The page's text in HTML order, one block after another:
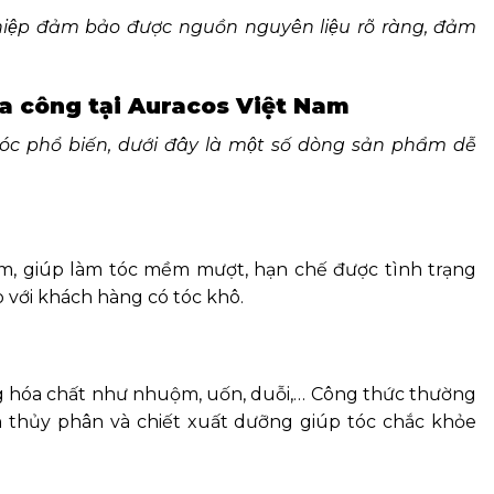
đảm bảo được nguồn nguyên liệu rõ ràng, đảm
công tại Auracos Việt Nam
phổ biến, dưới đây là một số dòng sản phẩm dễ
giúp làm tóc mềm mượt, hạn chế được tình trạng
khách hàng có tóc khô.
chất như nhuộm, uốn, duỗi,… Công thức thường
phân và chiết xuất dưỡng giúp tóc chắc khỏe